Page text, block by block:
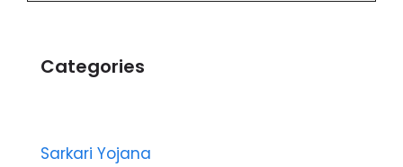
Categories
Sarkari Yojana